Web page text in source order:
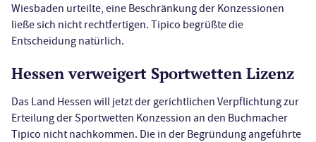
Wiesbaden urteilte, eine Beschränkung der Konzessionen
ließe sich nicht rechtfertigen. Tipico begrüßte die
Entscheidung natürlich.
Hessen verweigert Sportwetten Lizenz
Das Land Hessen will jetzt der gerichtlichen Verpflichtung zur
Erteilung der Sportwetten Konzession an den Buchmacher
Tipico nicht nachkommen. Die in der Begründung angeführte